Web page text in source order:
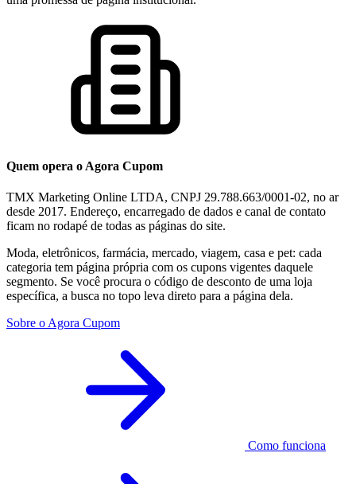
Quem opera o Agora Cupom
TMX Marketing Online LTDA, CNPJ 29.788.663/0001-02, no ar
desde 2017. Endereço, encarregado de dados e canal de contato
ficam no rodapé de todas as páginas do site.
Moda, eletrônicos, farmácia, mercado, viagem, casa e pet: cada
categoria tem página própria com os cupons vigentes daquele
segmento. Se você procura o código de desconto de uma loja
específica, a busca no topo leva direto para a página dela.
Sobre o Agora Cupom
Como funciona